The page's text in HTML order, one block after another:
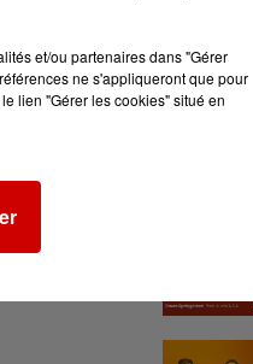
et/ou partenaires dans "Gérer
ne s'appliqueront que pour
lien "Gérer les cookies" situé en